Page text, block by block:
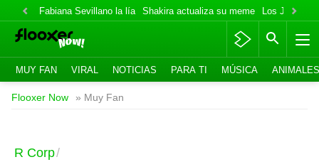
Fabiana Sevillano la lía Shakira actualiza su meme Los Jonas
MUY FAN VIRAL NOTICIAS PARA TI MÚSICA ANIMALES
Flooxer Now » Muy Fan
R Corp